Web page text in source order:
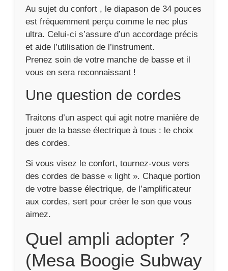
Au sujet du confort , le diapason de 34 pouces
est fréquemment perçu comme le nec plus
ultra. Celui-ci s’assure d’un accordage précis
et aide l’utilisation de l’instrument.
Prenez soin de votre manche de basse et il
vous en sera reconnaissant !
Une question de cordes
Traitons d’un aspect qui agit notre manière de
jouer de la basse électrique à tous : le choix
des cordes.
Si vous visez le confort, tournez-vous vers
des cordes de basse « light ». Chaque portion
de votre basse électrique, de l’amplificateur
aux cordes, sert pour créer le son que vous
aimez.
Quel ampli adopter ?
(Mesa Boogie Subway